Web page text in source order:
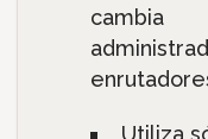
Utiliza